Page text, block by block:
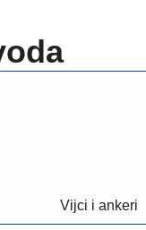
Vijci i ankeri